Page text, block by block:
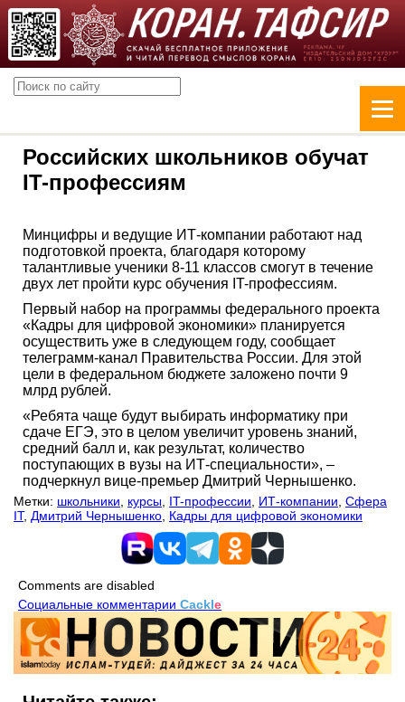
Российских школьников обучат
IT-профессиям
Минцифры и ведущие ИТ-компании работают над
подготовкой проекта, благодаря которому
талантливые ученики 8-11 классов смогут в течение
двух лет пройти курс обучения IT-профессиям.
Первый набор на программы федерального проекта
«Кадры для цифровой экономики» планируется
осуществить уже в следующем году, сообщает
телеграмм-канал Правительства России. Для этой
цели в федеральном бюджете заложено почти 9
млрд рублей.
«Ребята чаще будут выбирать информатику при
сдаче ЕГЭ, это в целом увеличит уровень знаний,
средний балл и, как результат, количество
поступающих в вузы на ИТ-специальности», –
подчеркнул вице-премьер Дмитрий Чернышенко.
Метки: школьники курсы IT-профессии ИТ-компании Сфера
IT, Дмитрий Чернышенко Кадры для цифровой экономики
Comments are disabled
Социальные комментарии Cackle